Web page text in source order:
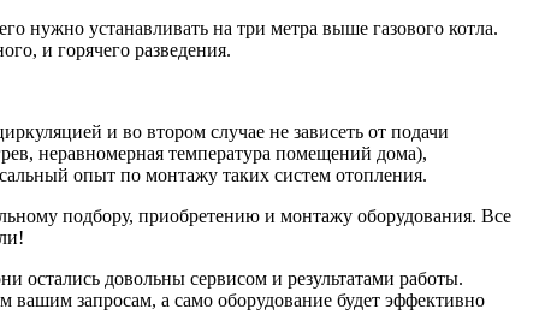
нужно устанавливать на три метра выше газового котла.
и горячего разведения.
и во втором случае не зависеть от подачи
неравномерная температура помещений дома),
опыт по монтажу таких систем отопления.
подбору, приобретению и монтажу оборудования. Все
остались довольны сервисом и результатами работы.
запросам, а само оборудование будет эффективно